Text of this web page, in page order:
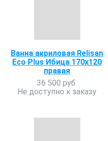
Ванна акриловая Relisan
Eco Plus Ибица 170x120
правая
36 500 руб.
Не доступно к заказу